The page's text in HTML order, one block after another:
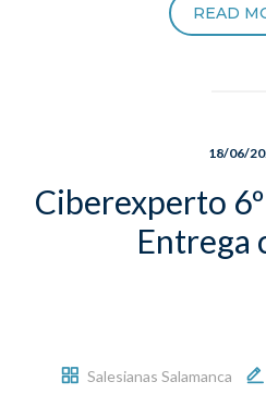
READ
18/06/
Ciberexperto
Entrega
Salesianas Salamanca